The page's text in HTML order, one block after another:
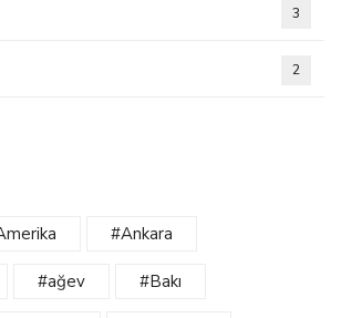
3
2
#Ankara
#ağev #Bakı